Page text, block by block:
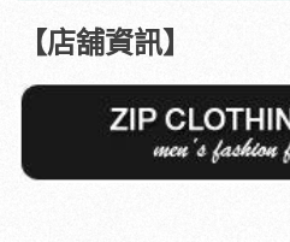
【店舖資訊】